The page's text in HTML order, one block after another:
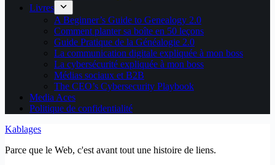
Livres
A Beginner’s Guide to Genealogy 2.0
Comment planter sa boîte en 50 leçons
Guide Pratique de la Généalogie 2.0
La communication digitale expliquée à mon boss
La cybersécurité expliquée à mon boss
Médias sociaux et B2B
The CEO’s Cybersecurity Playbook
Media Aces
Politique de confidentialité
Kablages
Parce que le Web, c'est avant tout une histoire de liens.